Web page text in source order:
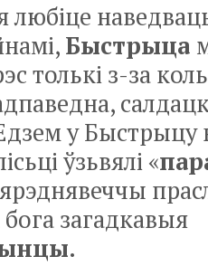
любіце
Быстрыца
толькі з-за
у Быстрыцу
ўзьвялі «
загадкавыя
.